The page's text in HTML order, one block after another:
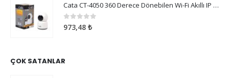
Cata CT-4050 360 Derece Dönebilen Wi-Fi Akıllı IP Kamera
05 üzerinden
973,48 ₺
ÇOK SATANLAR